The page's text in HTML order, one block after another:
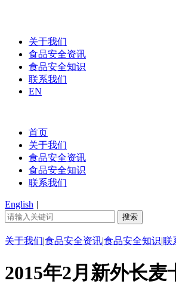
关于我们
食品安全资讯
食品安全知识
联系我们
EN
首页
关于我们
食品安全资讯
食品安全知识
联系我们
English |
关于我们|食品安全资讯|食品安全知识|联
2015年2月新外长麦